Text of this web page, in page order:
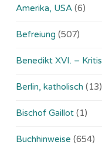
Amerika, USA (6)
Befreiung (507)
Benedikt XVI. –
Berlin, katholisch (13)
Bischof Gaillot (1)
Buchhinweise (654)